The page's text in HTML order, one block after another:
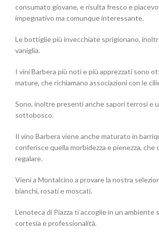
consumato giovane, e risulta fresco e
impegnativo ma comunque interessante.
Le bottiglie più invecchiate sprigionano,
vaniglia.
I vini Barbera più noti e più apprezzati sono
mature, che richiamano associazioni con le
Sono, inoltre presenti anche sapori terrosi e
sottobosco.
Il vino Barbera viene anche maturato in
conferisce quella morbidezza e pienezza, che
regalare.
Vieni a Montalcino a provare la nostra
bianchi, rosati e moscati.
L’enoteca di Piazza ti accoglie in un
cortesia e professionalità.